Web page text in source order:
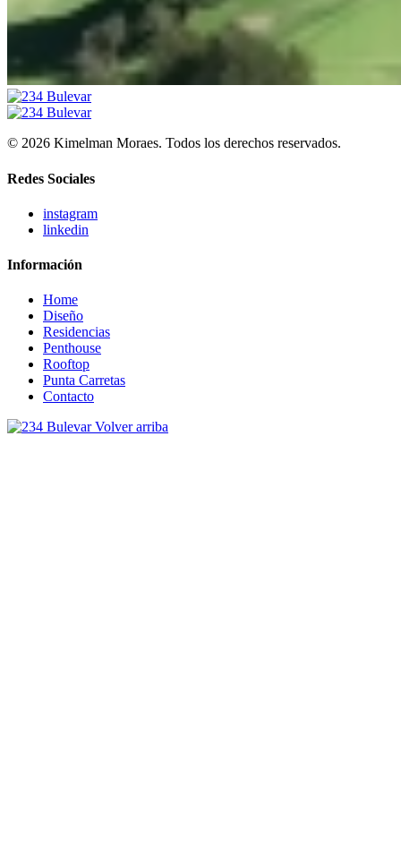
© 2026 Kimelman Moraes. Todos los derechos reservados.
Redes Sociales
instagram
linkedin
Información
Home
Diseño
Residencias
Penthouse
Rooftop
Punta Carretas
Contacto
Volver arriba